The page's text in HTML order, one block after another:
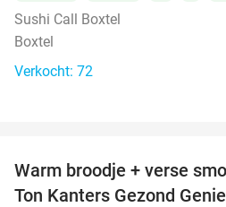
Sushi Call Boxtel
Boxtel
Verkocht: 72
Warm broodje + verse
Ton Kanters Gezond